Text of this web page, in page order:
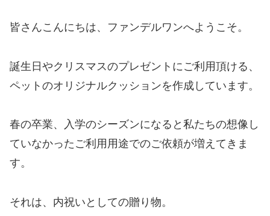
皆さんこんにちは、ファンデルワンへようこそ。
誕生日やクリスマスのプレゼントにご利用頂ける、
ペットのオリジナルクッションを作成しています。
春の卒業、入学のシーズンになると私たちの想像し
ていなかったご利用用途でのご依頼が増えてきま
す。
それは、内祝いとしての贈り物。